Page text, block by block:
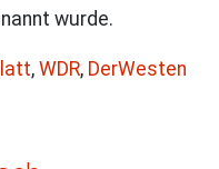
wurde.
, WDR, DerWesten